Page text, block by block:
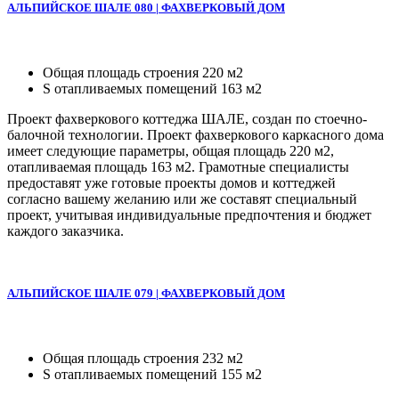
АЛЬПИЙСКОЕ ШАЛЕ 080 | ФАХВЕРКОВЫЙ ДОМ
Общая площадь строения 220 м2
S отапливаемых помещений 163 м2
Проект фахверкового коттеджа ШАЛЕ, создан по стоечно-
балочной технологии. Проект фахверкового каркасного дома
имеет следующие параметры, общая площадь 220 м2,
отапливаемая площадь 163 м2. Грамотные специалисты
предоставят уже готовые проекты домов и коттеджей
согласно вашему желанию или же составят специальный
проект, учитывая индивидуальные предпочтения и бюджет
каждого заказчика.
АЛЬПИЙСКОЕ ШАЛЕ 079 | ФАХВЕРКОВЫЙ ДОМ
Общая площадь строения 232 м2
S отапливаемых помещений 155 м2